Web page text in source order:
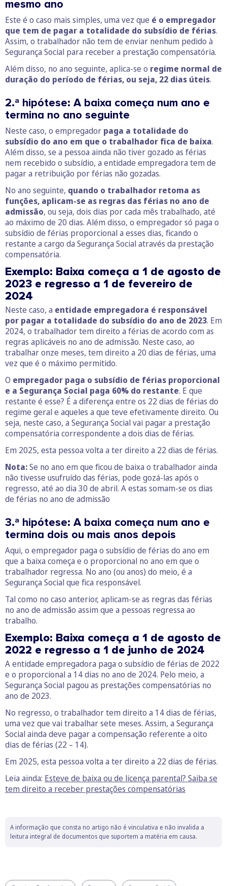
mesmo ano
Este é o caso mais simples, uma vez que é o empregador
que tem de pagar a totalidade do subsídio de férias.
Assim, o trabalhador não tem de enviar nenhum pedido à
Segurança Social para receber a prestação compensatória.
Além disso, no ano seguinte, aplica-se o regime normal de
duração do período de férias, ou seja, 22 dias úteis.
2.ª hipótese: A baixa começa num ano e
termina no ano seguinte
Neste caso, o empregador paga a totalidade do
subsídio do ano em que o trabalhador fica de baixa.
Além disso, se a pessoa ainda não tiver gozado as férias
nem recebido o subsídio, a entidade empregadora tem de
pagar a retribuição por férias não gozadas.
No ano seguinte, quando o trabalhador retoma as
funções, aplicam-se as regras das férias no ano de
admissão, ou seja, dois dias por cada mês trabalhado, até
ao máximo de 20 dias. Além disso, o empregador só paga o
subsídio de férias proporcional a esses dias, ficando o
restante a cargo da Segurança Social através da prestação
compensatória.
Exemplo: Baixa começa a 1 de agosto de
2023 e regresso a 1 de fevereiro de
2024
Neste caso, a entidade empregadora é responsável
por pagar a totalidade do subsídio do ano de 2023. Em
2024, o trabalhador tem direito a férias de acordo com as
regras aplicáveis no ano de admissão. Neste caso, ao
trabalhar onze meses, tem direito a 20 dias de férias, uma
vez que é o máximo permitido.
O empregador paga o subsídio de férias proporcional
e a Segurança Social paga 60% do restante. E que
restante é esse? É a diferença entre os 22 dias de férias do
regime geral e aqueles a que teve efetivamente direito. Ou
seja, neste caso, a Segurança Social vai pagar a prestação
compensatória correspondente a dois dias de férias.
Em 2025, esta pessoa volta a ter direito a 22 dias de férias.
Nota:Se no ano em que ficou de baixa o trabalhador ainda
não tivesse usufruído das férias, pode gozá-las após o
regresso, até ao dia 30 de abril. A estas somam-se os dias
de férias no ano de admissão
3.ª hipótese: A baixa começa num ano e
termina dois ou mais anos depois
Aqui, o empregador paga o subsídio de férias do ano em
que a baixa começa e o proporcional no ano em que o
trabalhador regressa. No ano (ou anos) do meio, é a
Segurança Social que fica responsável.
Tal como no caso anterior, aplicam-se as regras das férias
no ano de admissão assim que a pessoas regressa ao
trabalho.
Exemplo: Baixa começa a 1 de agosto de
2022 e regresso a 1 de junho de 2024
A entidade empregadora paga o subsídio de férias de 2022
e o proporcional a 14 dias no ano de 2024. Pelo meio, a
Segurança Social pagou as prestações compensatórias no
ano de 2023.
No regresso, o trabalhador tem direito a 14 dias de férias,
uma vez que vai trabalhar sete meses. Assim, a Segurança
Social ainda deve pagar a compensação referente a oito
dias de férias (22 – 14).
Em 2025, esta pessoa volta a ter direito a 22 dias de férias.
Leia ainda: Esteve de baixa ou de licença parental? Saiba se
tem direito a receber prestações compensatórias
A informação que consta no artigo não é vinculativa e não invalida a
leitura integral de documentos que suportem a matéria em causa.